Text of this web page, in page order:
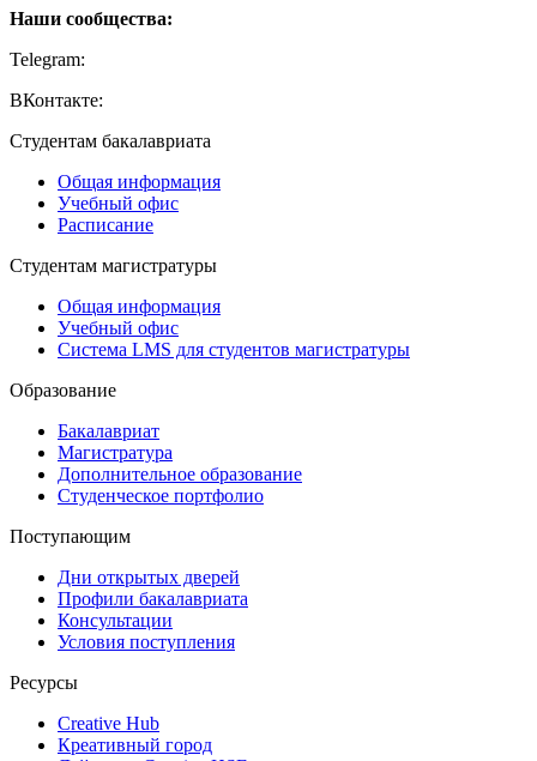
Наши сообщества:
Telegram:
ВКонтакте:
Студентам бакалавриата
Общая информация
Учебный офис
Расписание
Студентам магистратуры
Общая информация
Учебный офис
Система LMS для студентов магистратуры
Образование
Бакалавриат
Магистратура
Дополнительное образование
Студенческое портфолио
Поступающим
Дни открытых дверей
Профили бакалавриата
Консультации
Условия поступления
Ресурсы
Creative Hub
Креативный город